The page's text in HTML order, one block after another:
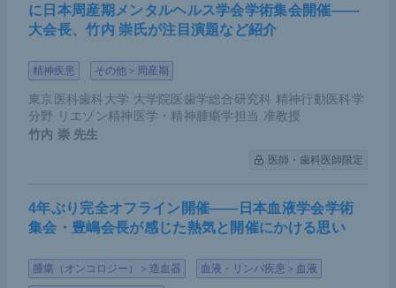
に日本周産期メンタルヘルス学会学術集会開催――
大会長、竹内 崇氏が注目演題など紹介
精神疾患 その他＞周産期
東京医科歯科大学 大学院医歯学総合研究科 精神行動医科学
分野 リエゾン精神医学・精神腫瘍学担当 准教授
竹内 崇 先生
医師・歯科医師限定
4年ぶり完全オフライン開催――日本血液学会学術
集会・豊嶋会長が感じた熱気と開催にかける思い
腫瘍（オンコロジー）＞造血器 血液・リンパ疾患＞血液